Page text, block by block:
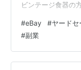
ビンテージ食器の
で、放っておくこ
りません。後は価
をガンガン下げる
このチャレンジは
#eBay #ヤードセ
#副業